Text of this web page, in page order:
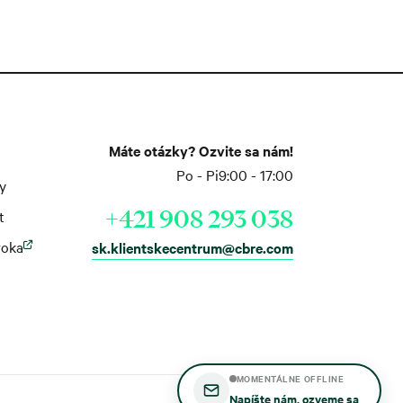
Máte otázky? Ozvite sa nám!
Po - Pi9:00 - 17:00
+421 908 293 038
sk.klientskecentrum@cbre.com
MOMENTÁLNE OFFLINE
Napíšte nám, ozveme sa